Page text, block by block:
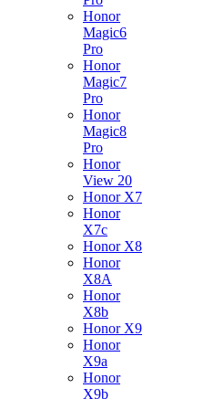
Honor
Magic6
Pro
Honor
Magic7
Pro
Honor
Magic8
Pro
Honor
View 20
Honor X7
Honor
X7c
Honor X8
Honor
X8A
Honor
X8b
Honor X9
Honor
X9a
Honor
X9b